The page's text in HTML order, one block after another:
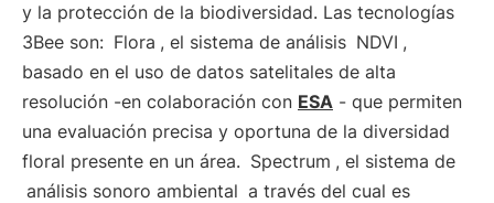
y la protección de la biodiversidad. Las tecnologías
3Bee son: Flora , el sistema de análisis NDVI ,
basado en el uso de datos satelitales de alta
resolución -en colaboración con ESA - que permiten
una evaluación precisa y oportuna de la diversidad
floral presente en un área. Spectrum , el sistema de
análisis sonoro ambiental a través del cual es